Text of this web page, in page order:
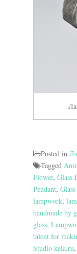
Posted in
Tagged
Flower, Glass
Pendant,
lampwork,
handmade by
glass,
talent for
Studio kela.ru,